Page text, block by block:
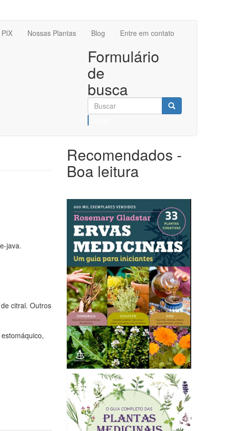
Nossas Plantas Blog Entre em contato
Formulário
de
busca
java.
citral. Outros
Recomendados -
Boa leitura